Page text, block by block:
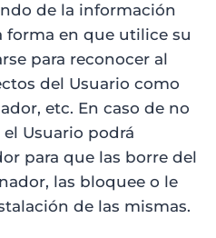
de la información
forma en que utilice su
para reconocer al
del Usuario como
etc. En caso de no
Usuario podrá
para que las borre del
las bloquee o le
de las mismas.